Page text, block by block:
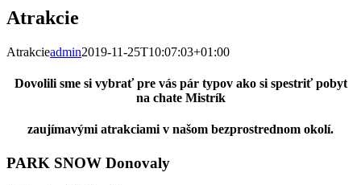
Atrakcie
Atrakcieadmin2019-11-25T10:07:03+01:00
Dovolili sme si vybrať pre vás pár typov ako si spestriť pobyt
na chate Mistrík
zaujímavými atrakciami v našom bezprostrednom okolí.
PARK SNOW Donovaly